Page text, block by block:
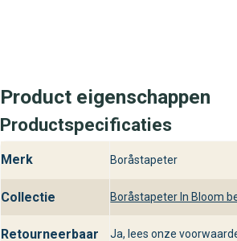
Product eigenschappen
Productspecificaties
Merk Boråstapeter
Collectie Boråstapeter In Bloom
Retourneerbaar Ja, lees onze